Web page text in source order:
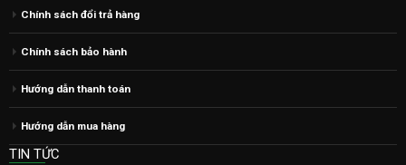
Chính sách đổi trả hàng
Chính sách bảo hành
Hướng dẫn thanh toán
Hướng dẫn mua hàng
TIN TỨC